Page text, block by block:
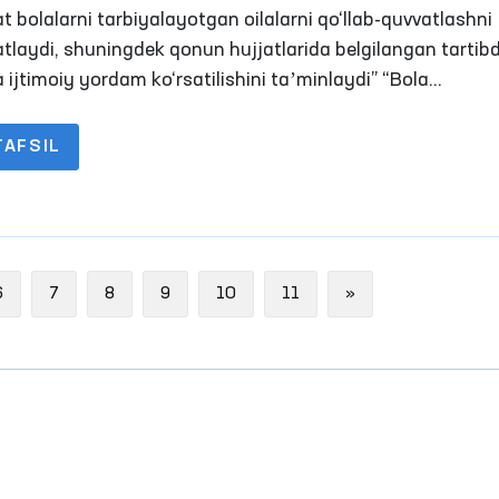
berilishi kerak
bolalarni tarbiyalayotgan oilalarni qo‘llab-quvvatlashni
shuningdek qonun hujjatlarida belgilangan
yordam ko‘rsatilishini taʼminlaydi” “Bola
12-moddasi
7 8 9 10 11 »Next